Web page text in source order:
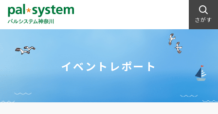
さがす
イベントレポート